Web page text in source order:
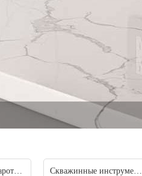
Инструменты для каротажа скважин Скважинные инструменты